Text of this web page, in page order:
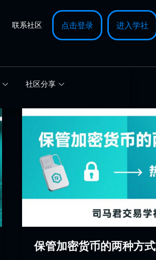
联系社区 点击登录 进入学社
社区分享
保管加密货币的两种方式
保
加
货
两
方
式